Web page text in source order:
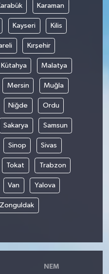
Karaman
Kayseri Kilis
Kırşehir
Kütahya Malatya
Mersin Muğla
Niğde Ordu
Sakarya Samsun
Sinop Sivas
Tokat Trabzon
Van Yalova
Zonguldak
NEM